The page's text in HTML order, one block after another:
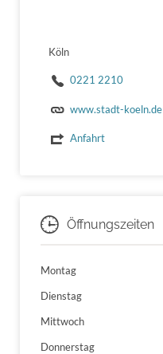
Köln
0221 2210
www.stadt-koeln.de
Anfahrt
Öffnungszeiten
Montag
Dienstag
Mittwoch
Donnerstag